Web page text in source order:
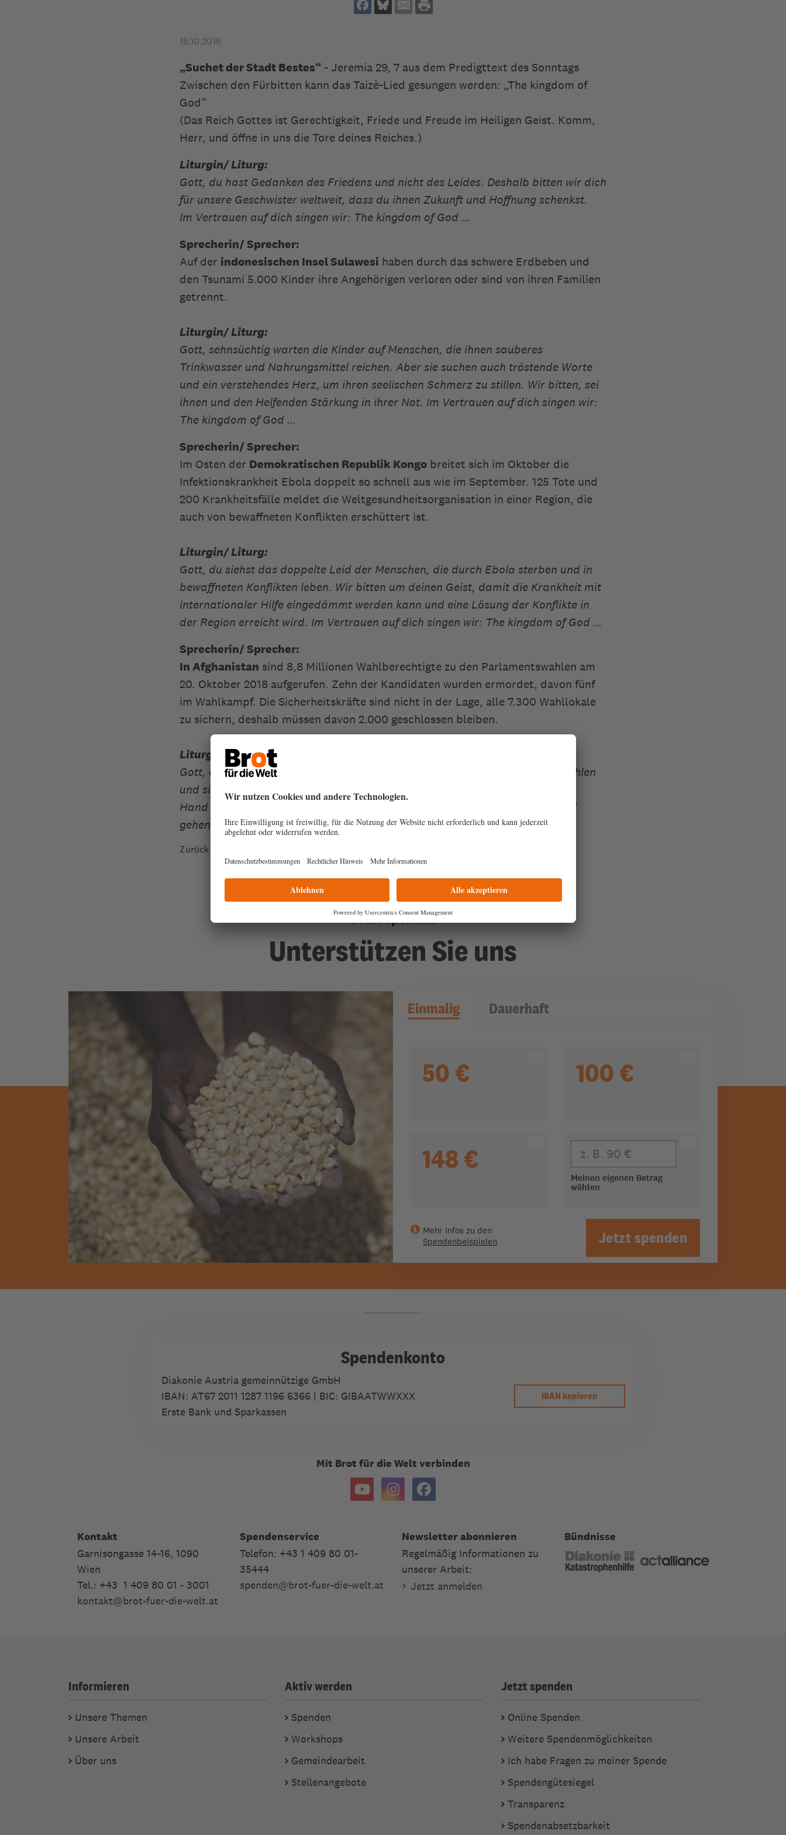
18.10.2018
„Suchet der Stadt Bestes“ - Jeremia 29, 7 aus dem Predigttext des Sonntags
Zwischen den Fürbitten kann das Taizè-Lied gesungen werden: „The kingdom of
God“
(Das Reich Gottes ist Gerechtigkeit, Friede und Freude im Heiligen Geist. Komm,
Herr, und öffne in uns die Tore deines Reiches.)
Liturgin/ Liturg:
Gott, du hast Gedanken des Friedens und nicht des Leides. Deshalb bitten wir dich
für unsere Geschwister weltweit, dass du ihnen Zukunft und Hoffnung schenkst.
Im Vertrauen auf dich singen wir: The kingdom of God …
Sprecherin/ Sprecher:
Auf der indonesischen Insel Sulawesi haben durch das schwere Erdbeben und
den Tsunami 5.000 Kinder ihre Angehörigen verloren oder sind von ihren Familien
getrennt.
Liturgin/ Liturg:
Gott, sehnsüchtig warten die Kinder auf Menschen, die ihnen sauberes
Trinkwasser und Nahrungsmittel reichen. Aber sie suchen auch tröstende Worte
und ein verstehendes Herz, um ihren seelischen Schmerz zu stillen. Wir bitten, sei
ihnen und den Helfenden Stärkung in ihrer Not. Im Vertrauen auf dich singen wir:
The kingdom of God …
Sprecherin/ Sprecher:
Im Osten der Demokratischen Republik Kongo breitet sich im Oktober die
Infektionskrankheit Ebola doppelt so schnell aus wie im September. 125 Tote und
200 Krankheitsfälle meldet die Weltgesundheitsorganisation in einer Region, die
auch von bewaffneten Konflikten erschüttert ist.
Liturgin/ Liturg:
Gott, du siehst das doppelte Leid der Menschen, die durch Ebola sterben und in
bewaffneten Konflikten leben. Wir bitten um deinen Geist, damit die Krankheit mit
internationaler Hilfe eingedämmt werden kann und eine Lösung der Konflikte in
der Region erreicht wird. Im Vertrauen auf dich singen wir: The kingdom of God …
Sprecherin/ Sprecher:
In Afghanistan sind 8,8 Millionen Wahlberechtigte zu den Parlamentswahlen am
20. Oktober 2018 aufgerufen. Zehn der Kandidaten wurden ermordet, davon fünf
im Wahlkampf. Die Sicherheitskräfte sind nicht in der Lage, alle 7.300 Wahllokale
zu sichern, deshalb müssen davon 2.000 geschlossen bleiben.
Liturgin/ Liturg:
Gott, du weißt wie lebensgefährlich es für Menschen in Afghanistan ist zu wählen
und sich zur Wahl aufstellen zu lassen. Wir bitten, halte du deine schützende
Hand über die Menschen, die verantwortlich Wege des Friedens für das Land
gehen wollen. Im Vertrauen auf dich singen wir: The kingdom of God …
Zurück
Jetzt spenden
Unterstützen Sie uns
Einmalig Dauerhaft
50 € 100 €
148 €
Meinen eigenen Betrag
wählen
Mehr Infos zu den
Spendenbeispielen
Jetzt spenden
Spendenkonto
Diakonie Austria gemeinnützige GmbH
IBAN: AT67 2011 1287 1196 6366| BIC: GIBAATWWXXX
Erste Bank und Sparkassen
IBAN kopieren
Mit Brot für die Welt verbinden
Kontakt
Garnisongasse 14-16, 1090
Wien
Tel.: +43 1 409 80 01 - 3001
kontakt@brot-fuer-die-welt.at
Spendenservice
Telefon: +43 1 409 80 01-
35444
spenden@brot-fuer-die-welt.at
Newsletter abonnieren
Regelmäßig Informationen zu
unserer Arbeit:
Jetzt anmelden
Bündnisse
Informieren
Unsere Themen
Unsere Arbeit
Über uns
Aktiv werden
Spenden
Workshops
Gemeindearbeit
Stellenangebote
Jetzt spenden
Online Spenden
Weitere Spendenmöglichkeiten
Ich habe Fragen zu meiner Spende
Spendengütesiegel
Transparenz
Spendenabsetzbarkeit